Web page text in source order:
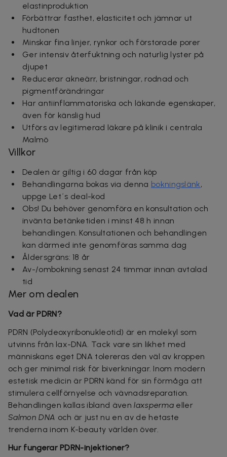
elastinproduktion
Förbättrar fasthet, elasticitet och jämnar ut
hudtonen
Minskar fina linjer, rynkor och förstorade porer
Ger intensiv återfuktning och naturlig lyster på
djupet
Reducerar akneärr, bristningar, rodnad och
pigmentförändringar
Har antiinflammatoriska och läkande egenskaper,
även för känslig hud
Utförs av legitimerad läkare på klinik i centrala
Malmö
Villkor
Dealen är giltig i 60 dagar från köp
Behandlingarna bokas via denna bokningslänk,
uppge Let´s deal-kod
Obs! Du behöver genomföra en konsultation och
invänta betänketiden i minst 48 h innan
behandlingen. Konsultationen och behandlingen
kan därmed inte genomföras samma dag
Åldersgräns: 18 år
Av-/ombokning senast 24 timmar innan avtalad
tid
Mer om dealen
Vad är PDRN?
PDRN (Polydeoxyribonukleotid) är en molekyl som
utvinns från lax-DNA. Tack vare sin likhet med
människans eget DNA tolereras den väl av kroppen
och ger minimal risk för biverkningar. Inom modern
estetisk medicin är PDRN känd för sin förmåga att
stimulera cellförnyelse och vävnadsreparation.
Behandlingen kallas ibland ävenlaxsperma eller
Salmon DNA och är just nu en av de hetaste
trenderna inom K-beauty världen över.
Hur fungerar PDRN-injektioner?